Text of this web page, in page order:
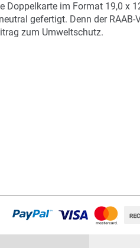
Doppelkarte im Format 19,0 x
gefertigt. Denn der
zum Umweltschutz.